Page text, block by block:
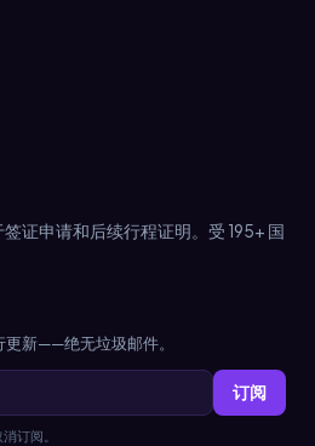
证申请和后续行程证明。受 195+ 国
新——绝无垃圾邮件。
订阅
订阅。